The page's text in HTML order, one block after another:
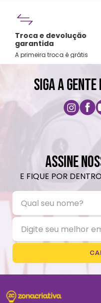
Troca e devolução
garantida
A primeira troca é grátis
SIGA A
ASSINE
E FIQUE POR